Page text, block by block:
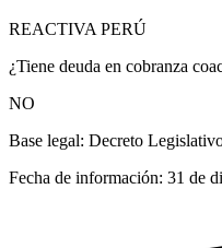
REACTIVA PERÚ
¿Tiene deuda en cobranza
NO
Base legal: Decreto
Fecha de información: 31 de